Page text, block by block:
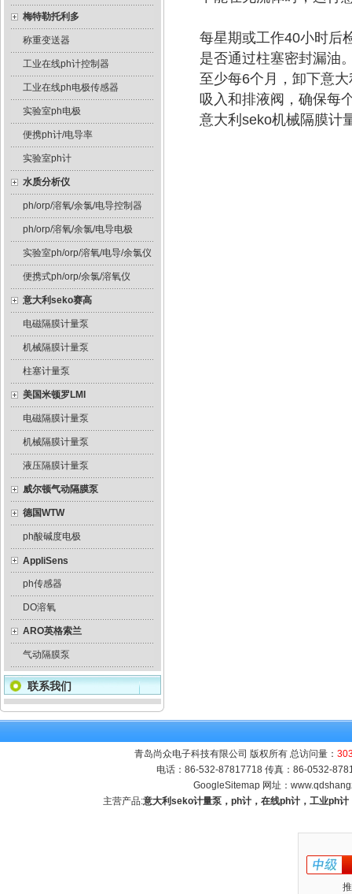
梅特勒托利多
称重变送器
工业在线ph计控制器
工业在线ph电极传感器
实验室ph电极
便携ph计/电导率
实验室ph计
水质分析仪
ph/orp/溶氧/余氯/电导控制器
ph/orp/溶氧/余氯/电导电极
实验室ph/orp/溶氧/电导/余氯仪
便携式ph/orp/余氯/溶氧仪
意大利seko赛高
电磁隔膜计量泵
机械隔膜计量泵
柱塞计量泵
美国米顿罗LMI
电磁隔膜计量泵
机械隔膜计量泵
液压隔膜计量泵
威尔顿气动隔膜泵
德国WTW
ph酸碱度电极
AppliSens
ph传感器
DO溶氧
ARO英格索兰
气动隔膜泵
联系我们
每星期或工作40小时
是否通过柱塞密封漏油
至少每6个月，卸下意
吸入和排液阀，确保每
意大利seko机械隔膜计
青岛尚众电子科技有限公司 版权所有 总访问量：
电话：86-532-87817718 传真：86-0532-
GoogleSitemap 网址：
主营产品:意大利seko计量泵，ph计，在线ph计，工业ph